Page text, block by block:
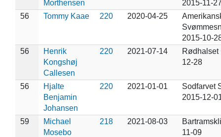
Morthensen
2015-11-
56
Tommy Kaae 220 2020-04-25
2015-10-
56
Henrik
Kongshøj
Callesen
220 2021-07-14
Rødhalset
12-28
56
Hjalte
Benjamin
Johansen
220 2021-01-01
Sodfarvet
2015-12-
59
Michael
Mosebo
218 2021-08-03
11-09